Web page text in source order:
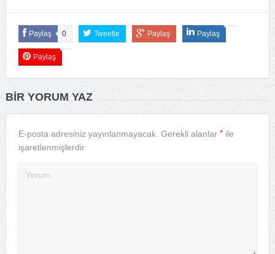
Paylaş 0 Tweetle Paylaş Paylaş
Paylaş
BIR YORUM YAZ
E-posta adresiniz yayınlanmayacak. Gerekli alanlar *ile
işaretlenmişlerdir